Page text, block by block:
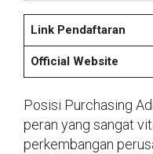
Link Pendaftaran
Official Website
Posisi Purchasing
peran yang sangat
perkembangan